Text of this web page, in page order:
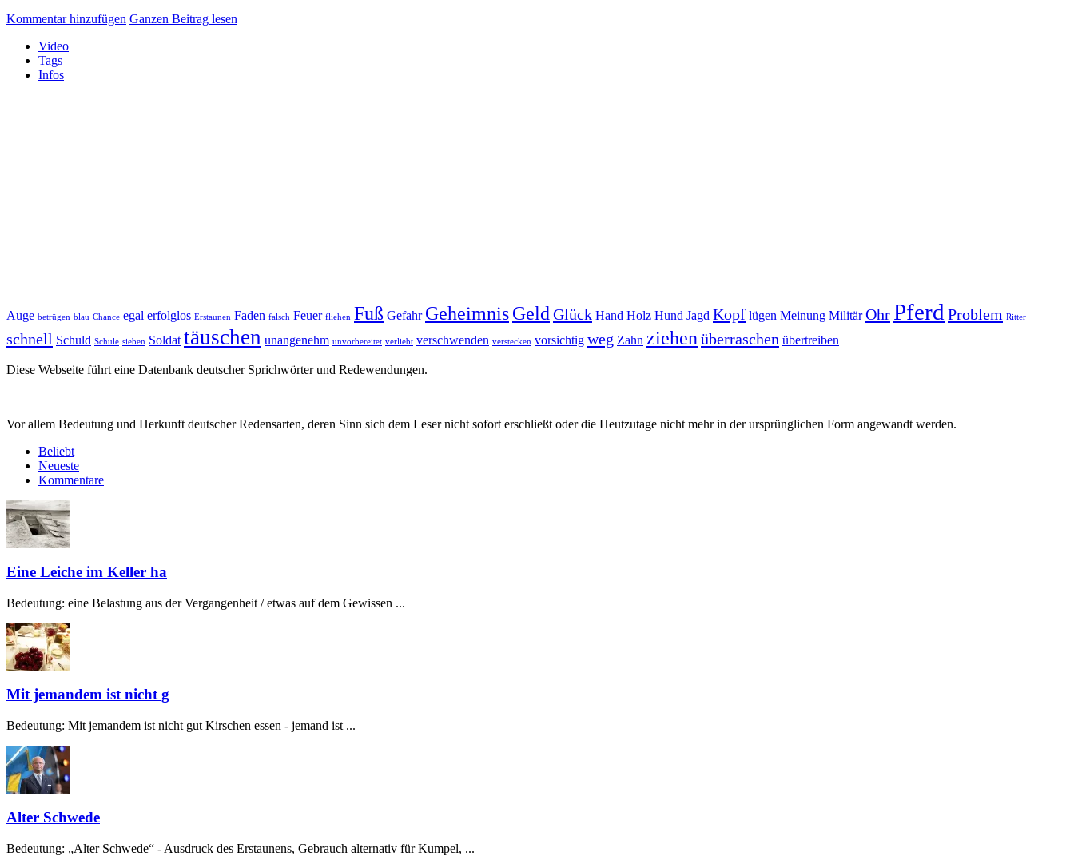
Kommentar hinzufügen Ganzen Beitrag lesen
Video
Tags
Infos
Auge betrügen blau Chance egal erfolglos Erstaunen Faden falsch Feuer fliehen Fuß Gefahr GeheimnisGeldGlück Hand Holz Hund Jagd Kopf lügen Meinung Militär OhrPferd Problem Ritter
schnell Schuld Schule sieben Soldat täuschen unangenehm unvorbereitet verliebt verschwenden verstecken vorsichtig weg Zahn ziehenüberraschen übertreiben
Diese Webseite führt eine Datenbank deutscher Sprichwörter und Redewendungen.
Vor allem Bedeutung und Herkunft deutscher Redensarten, deren Sinn sich dem Leser nicht sofort erschließt oder die Heutzutage nicht mehr in der ursprünglichen Form angewandt werden.
Beliebt
Neueste
Kommentare
Eine Leiche im Keller ha
Bedeutung: eine Belastung aus der Vergangenheit / etwas auf dem Gewissen ...
Mit jemandem ist nicht g
Bedeutung: Mit jemandem ist nicht gut Kirschen essen - jemand ist ...
Alter Schwede
Bedeutung: „Alter Schwede“ - Ausdruck des Erstaunens, Gebrauch alternativ für Kumpel, ...